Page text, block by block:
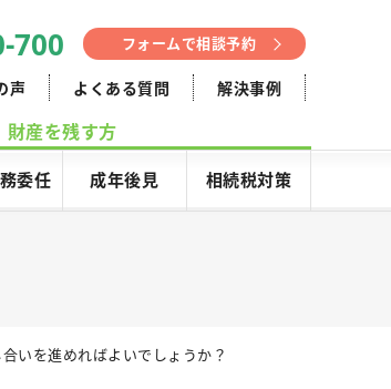
002 フォームで相談予約
声 よくある質問 解決事例
財産を残す方
委任 成年後見 相続税対策
いを進めればよいでしょうか？